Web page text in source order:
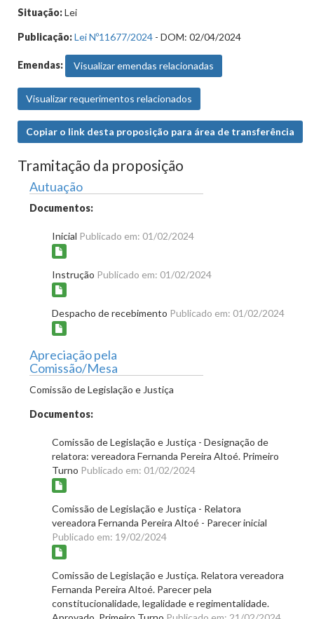
Situação:Lei
Publicação:Lei Nº11677/2024 - DOM: 02/04/2024
Emendas: Visualizar emendas relacionadas
Visualizar requerimentos relacionados
Copiar o link desta proposição para área de transferência
Tramitação da proposição
Autuação
Documentos:
Inicial Publicado em: 01/02/2024
Instrução Publicado em: 01/02/2024
Despacho de recebimento Publicado em: 01/02/2024
Apreciação pela
Comissão/Mesa
Comissão de Legislação e Justiça
Documentos:
Comissão de Legislação e Justiça - Designação de
relatora: vereadora Fernanda Pereira Altoé. Primeiro
Turno Publicado em: 01/02/2024
Comissão de Legislação e Justiça - Relatora
vereadora Fernanda Pereira Altoé - Parecer inicial
Publicado em: 19/02/2024
Comissão de Legislação e Justiça. Relatora vereadora
Fernanda Pereira Altoé. Parecer pela
constitucionalidade, legalidade e regimentalidade.